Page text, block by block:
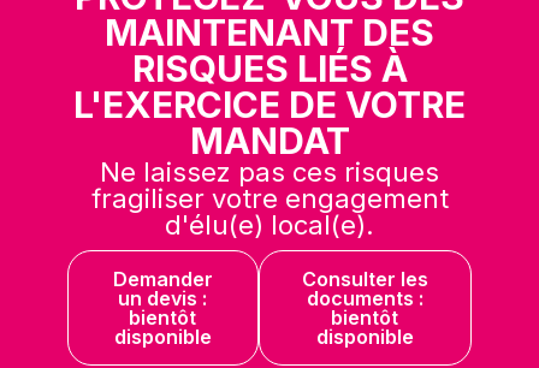
MAINTENANT DES
RISQUES LIÉS À
L'EXERCICE DE VOTRE
MANDAT
Ne laissez pas ces risques
fragiliser votre engagement
d'élu(e) local(e).
Demander
un devis :
bientôt
disponible
Consulter les
documents :
bientôt
disponible